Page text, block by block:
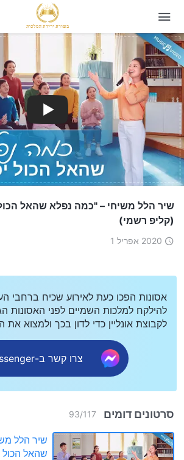
שיר הלל משיחי – "כמה נפלא שהאל הכול
(קליפ רשמי)
2020 אפריל 1
אסונות הפכו כעת לאירוע שכיח ברחבי
להילקח למלכות השמיים לפני האסונות
לקבוצת אונליין כדי לדון בכך ולמצוא את
צרו קשר ב-Messenger
סרטונים דומים 93/117
שיר הלל
שהאל הכול